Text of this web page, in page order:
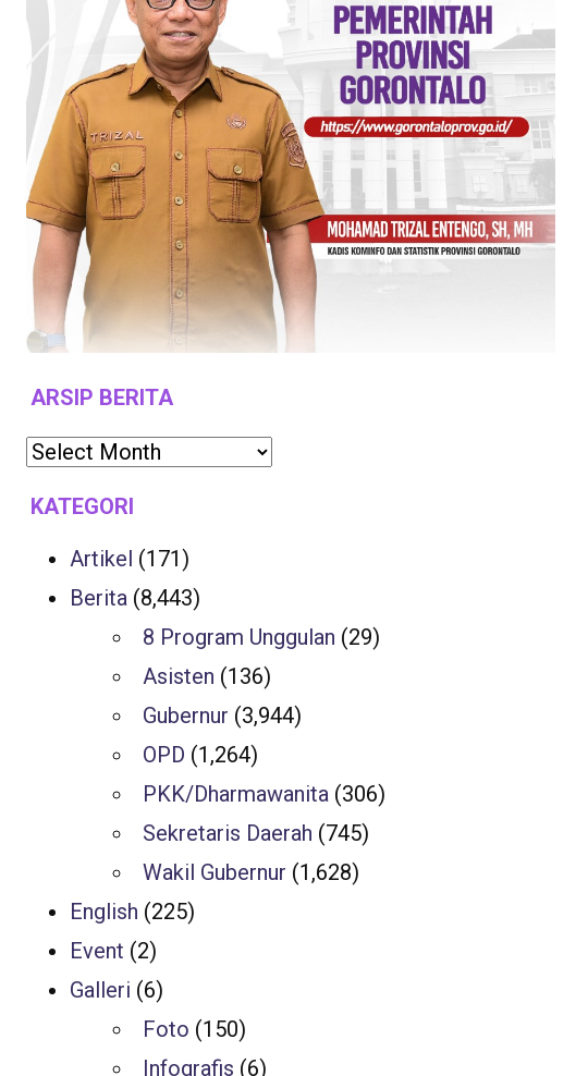
ARSIP BERITA
KATEGORI
Artikel (171)
Berita (8,443)
8 Program Unggulan (29)
Asisten (136)
Gubernur (3,944)
OPD (1,264)
PKK/Dharmawanita (306)
Sekretaris Daerah (745)
Wakil Gubernur (1,628)
English (225)
Event (2)
Galleri (6)
Foto (150)
Infografis (6)